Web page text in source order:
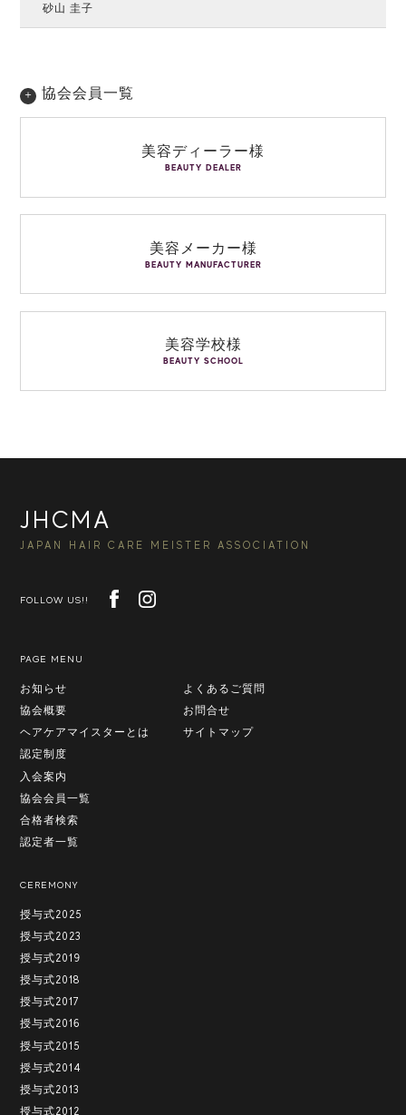
砂山 圭子
協会会員一覧
美容ディーラー様
BEAUTY DEALER
美容メーカー様
BEAUTY MANUFACTURER
美容学校様
BEAUTY SCHOOL
JHCMA
JAPAN HAIR CARE MEISTER ASSOCIATION
FOLLOW US!!
PAGE MENU
お知らせ
協会概要
ヘアケアマイスターとは
認定制度
入会案内
協会会員一覧
合格者検索
認定者一覧
よくあるご質問
お問合せ
サイトマップ
CEREMONY
授与式2025
授与式2023
授与式2019
授与式2018
授与式2017
授与式2016
授与式2015
授与式2014
授与式2013
授与式2012